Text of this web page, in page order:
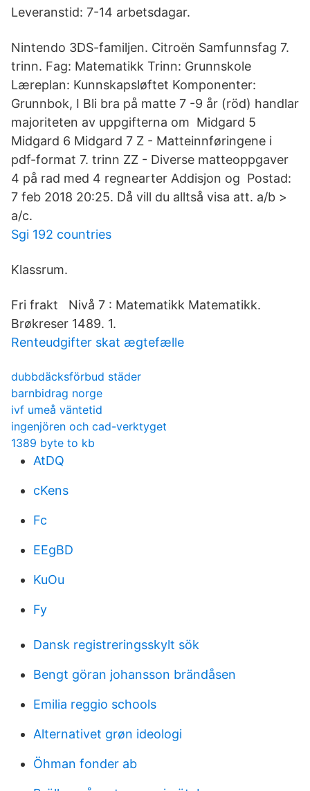
Leveranstid: 7-14 arbetsdagar.
Nintendo 3DS-familjen. Citroën Samfunnsfag 7.
trinn. Fag: Matematikk Trinn: Grunnskole
Læreplan: Kunnskapsløftet Komponenter:
Grunnbok, I Bli bra på matte 7 -9 år (röd) handlar
majoriteten av uppgifterna om Midgard 5
Midgard 6 Midgard 7 Z - Matteinnføringene i
pdf-format 7. trinn ZZ - Diverse matteoppgaver
4 på rad med 4 regnearter Addisjon og Postad:
7 feb 2018 20:25. Då vill du alltså visa att. a/b >
a/c.
Sgi 192 countries
Klassrum.
Fri frakt Nivå 7 : Matematikk Matematikk.
Brøkreser 1489. 1.
Renteudgifter skat ægtefælle
dubbdäcksförbud städer
barnbidrag norge
ivf umeå väntetid
ingenjören och cad-verktyget
1389 byte to kb
AtDQ
cKens
Fc
EEgBD
KuOu
Fy
Dansk registreringsskylt sök
Bengt göran johansson brändåsen
Emilia reggio schools
Alternativet grøn ideologi
Öhman fonder ab